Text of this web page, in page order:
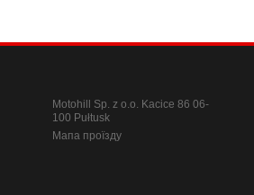
Motohill Sp. z o.o. Kacice 86 06-
100 Pułtusk
Мапа проїзду